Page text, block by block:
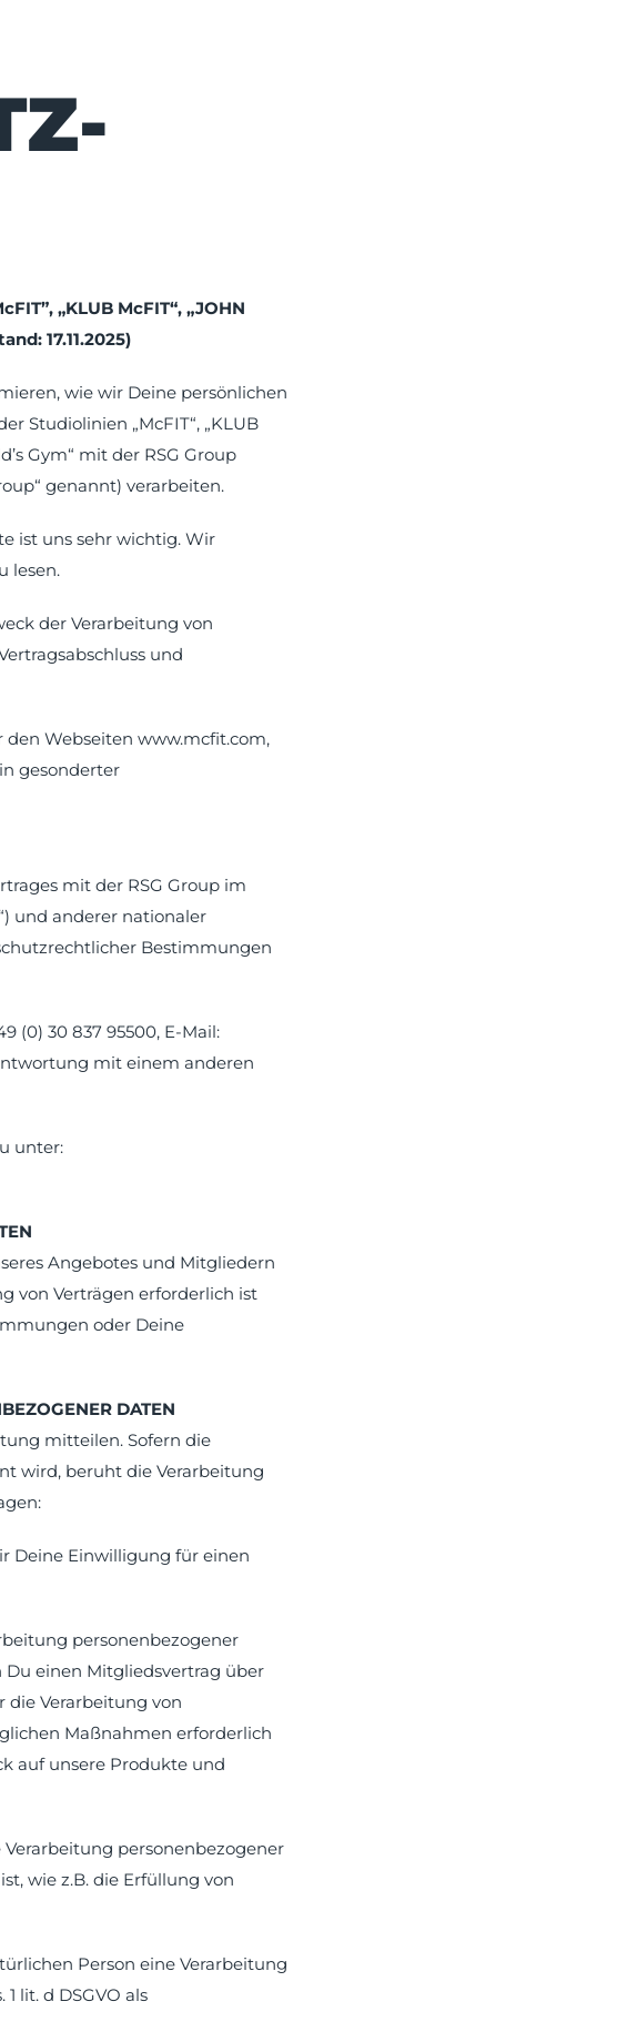
„KLUB McFIT“, „JOHN
17.11.2025)
wie wir Deine persönlichen
Studiolinien „McFIT“, „KLUB
Gym“ mit der RSG Group
genannt) verarbeiten.
ist uns sehr wichtig. Wir
lesen.
der Verarbeitung von
und
Webseiten www.mcfit.com,
gesonderter
mit der RSG Group im
und anderer nationaler
Bestimmungen
(0) 30 837 95500, E-Mail:
mit einem anderen
unter:
Angebotes und Mitgliedern
von Verträgen erforderlich ist
oder Deine
DATEN
mitteilen. Sofern die
wird, beruht die Verarbeitung
Deine Einwilligung für einen
personenbezogener
Du einen Mitgliedsvertrag über
die Verarbeitung von
Maßnahmen erforderlich
auf unsere Produkte und
Verarbeitung personenbezogener
wie z.B. die Erfüllung von
Person eine Verarbeitung
lit. d DSGVO als